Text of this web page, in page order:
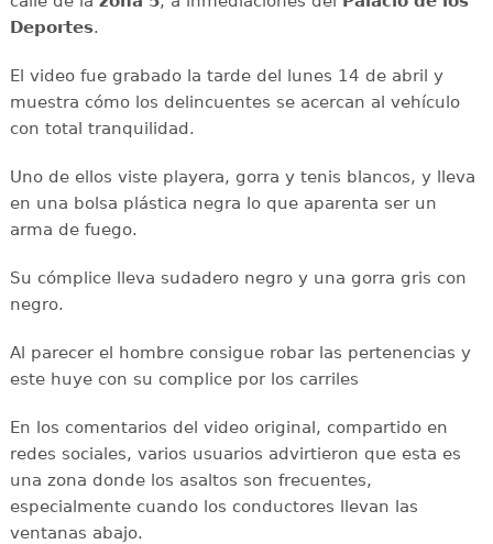
Deportes.
El video fue grabado la tarde del lunes 14 de abril y
muestra cómo los delincuentes se acercan al vehículo
con total tranquilidad.
Uno de ellos viste playera, gorra y tenis blancos, y lleva
en una bolsa plástica negra lo que aparenta ser un
arma de fuego.
Su cómplice lleva sudadero negro y una gorra gris con
negro.
Al parecer el hombre consigue robar las pertenencias y
este huye con su complice por los carriles
En los comentarios del video original, compartido en
redes sociales, varios usuarios advirtieron que esta es
una zona donde los asaltos son frecuentes,
especialmente cuando los conductores llevan las
ventanas abajo.